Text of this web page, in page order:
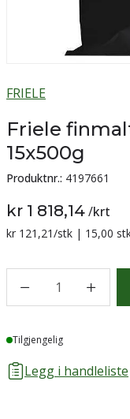
FRIELE
Friele
15x500g
Produktnr.: 4197661
kr 1 818,14/krt
Sammenligning pris:
kr 121,21/stk | 15,00
1
Lager
Tilgjengelig
Legg i handleliste